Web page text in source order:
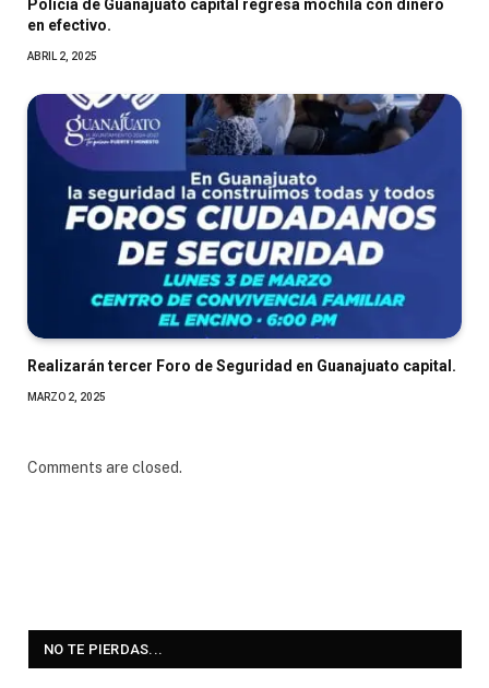
Policía de Guanajuato capital regresa mochila con dinero
en efectivo.
ABRIL 2, 2025
Realizarán tercer Foro de Seguridad en Guanajuato capital.
MARZO 2, 2025
Comments are closed.
NO TE PIERDAS...